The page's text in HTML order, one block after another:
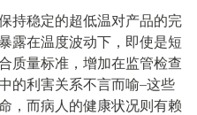
持稳定的超低温对产品的完
露在温度波动下，即使是短
质量标准，增加在监管检查
的利害关系不言而喻–这些
，而病人的健康状况则有赖